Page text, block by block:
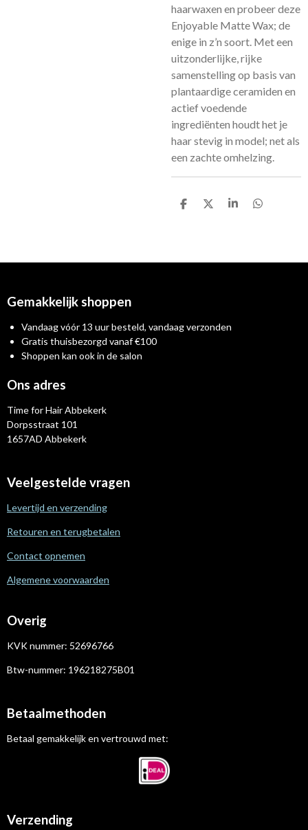
haarwaxen en probeer deze
Enjoyable Matte Wax; de
enige in z’n soort. Met een
uitzonderlijke, rijke
samenstelling op basis van
plantaardige ceramiden en
actief voedende
ingrediënten houdt het je
haar stevig in model; net als
een zachte omhelzing.
D
D
S
D
Gemakkelijk shoppen
Vandaag vóór 13 uur besteld, vandaag verzonden
Gratis thuisbezorgd vanaf €100
Shoppen kan ook in de salon
Ons adres
Time for Hair Abbekerk
Dorpsstraat 101
1657AD Abbekerk
Veelgestelde vragen
Levertijd en verzending
Retouren en terugbetalen
Contact opnemen
Algemene voorwaarden
Overig
KVK nummer: 52696766
Btw-nummer: 196218275B01
Betaalmethoden
Betaal gemakkelijk en vertrouwd met:
Verzending